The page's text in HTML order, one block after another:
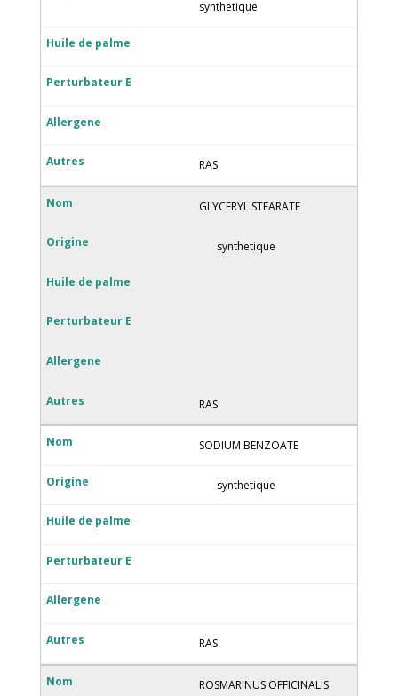
synthetique
RAS
GLYCERYL STEARATE
synthetique
RAS
SODIUM BENZOATE
synthetique
RAS
ROSMARINUS OFFICINALIS